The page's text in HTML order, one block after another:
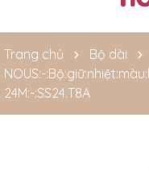
Trang chủ
Bộ dài
NOUS:-
24M:-:SS24.T8A